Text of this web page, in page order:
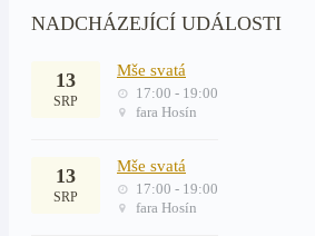
NADCHÁZEJÍCÍ UDÁLOSTI
13
SRP
Mše svatá
17:00 - 19:00
fara Hosín
13
SRP
Mše svatá
17:00 - 19:00
fara Hosín